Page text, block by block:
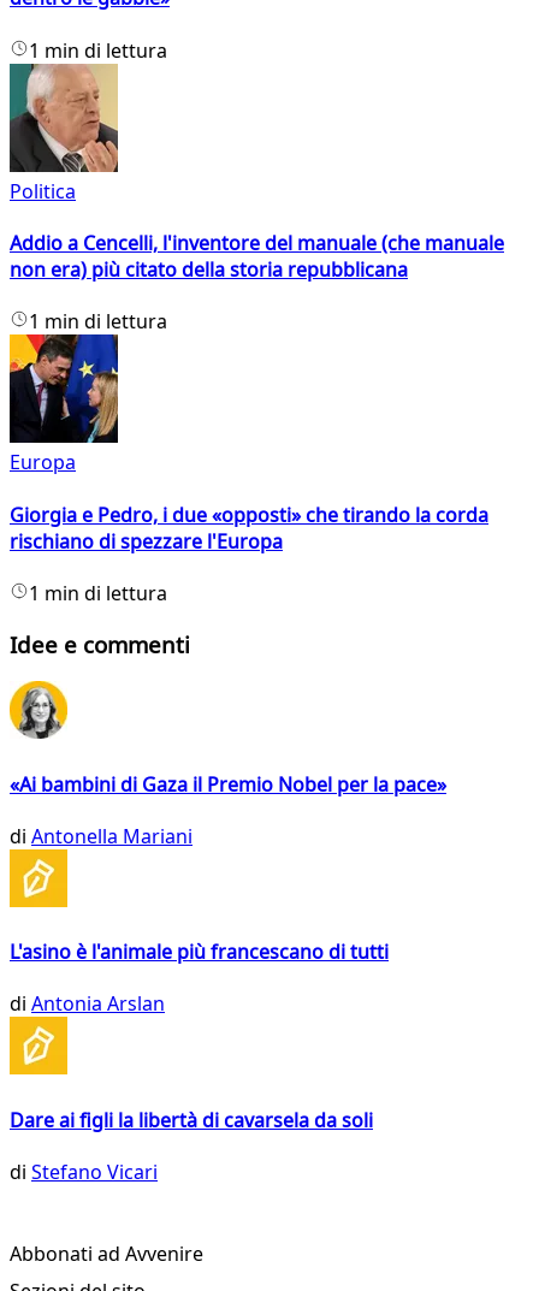
1 min di lettura
Politica
Addio a Cencelli, l'inventore del manuale (che manuale
non era) più citato della storia repubblicana
1 min di lettura
Europa
Giorgia e Pedro, i due «opposti» che tirando la corda
rischiano di spezzare l'Europa
1 min di lettura
Idee e commenti
«Ai bambini di Gaza il Premio Nobel per la pace»
di Antonella Mariani
L'asino è l'animale più francescano di tutti
di Antonia Arslan
Dare ai figli la libertà di cavarsela da soli
di Stefano Vicari
Abbonati ad Avvenire